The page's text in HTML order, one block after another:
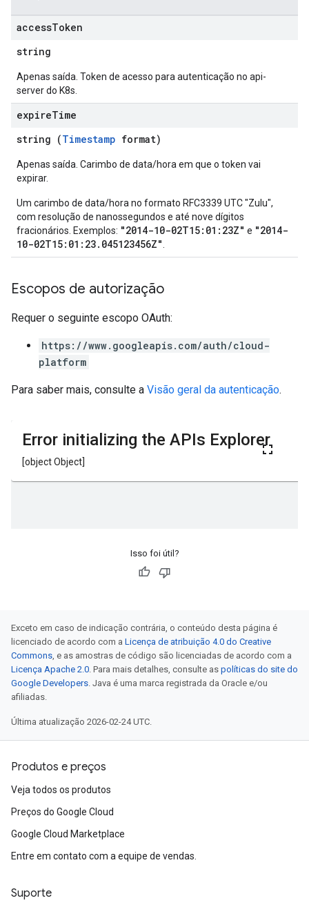
accessToken
string
Apenas saída. Token de acesso para autenticação no api-
server do K8s.
expireTime
string (Timestamp format)
Apenas saída. Carimbo de data/hora em que o token vai
expirar.
Um carimbo de data/hora no formato RFC3339 UTC "Zulu",
com resolução de nanossegundos e até nove dígitos
fracionários. Exemplos: "2014-10-02T15:01:23Z" e "2014-
10-02T15:01:23.045123456Z"
Escopos de autorização
Requer o seguinte escopo OAuth:
https://www.googleapis.com/auth/cloud-
platform
Para saber mais, consulte a Visão geral da autenticação.
Isso foi útil?
Exceto em caso de indicação contrária, o conteúdo desta página é
licenciado de acordo com a Licença de atribuição 4.0 do Creative
Commons, e as amostras de código são licenciadas de acordo com a
Licença Apache 2.0. Para mais detalhes, consulte as políticas do site do
Google Developers. Java é uma marca registrada da Oracle e/ou
afiliadas.
Última atualização 2026-02-24 UTC.
Produtos e preços
Veja todos os produtos
Preços do Google Cloud
Google Cloud Marketplace
Entre em contato com a equipe de vendas.
Suporte